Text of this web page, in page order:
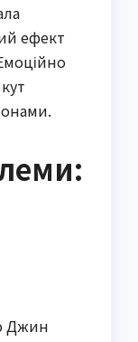
ефект
Джин